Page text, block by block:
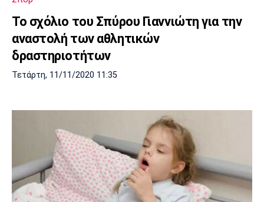
Το σχόλιο του Σπύρου Γιαννιώτη για την
αναστολή των αθλητικών
δραστηριοτήτων
Τετάρτη, 11/11/2020 11:35